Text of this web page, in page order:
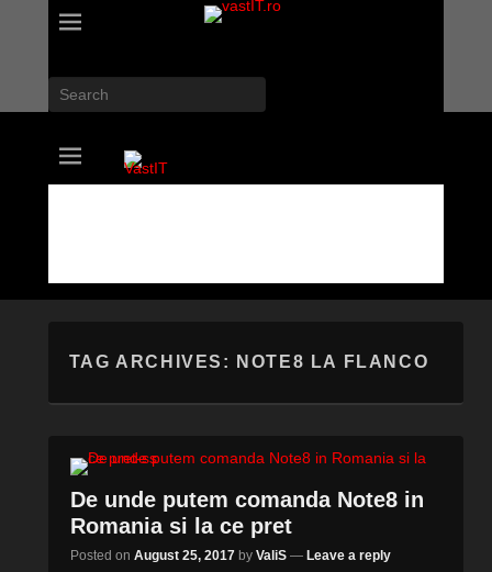
Search
vastIT.ro
Blog de Tehnologie
TAG ARCHIVES: NOTE8 LA FLANCO
De unde putem comanda Note8 in
Romania si la ce pret
Posted on August 25, 2017 by ValiS — Leave a reply